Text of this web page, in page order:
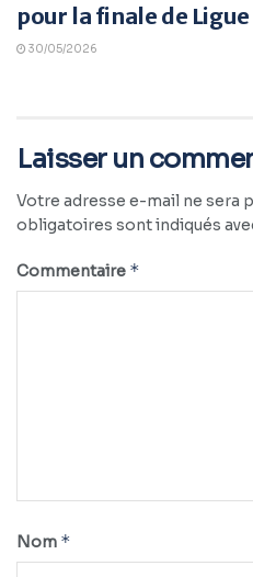
pour la finale de
30/05/2026
Laisser un
Votre adresse e-mail ne sera
obligatoires sont indiqués
Commentaire *
Nom *